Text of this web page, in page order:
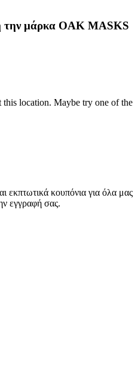
την μάρκα OAK MASKS
location. Maybe try one of the
εκπτωτικά κουπόνια για όλα μας
εγγραφή σας.